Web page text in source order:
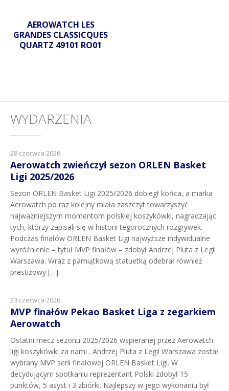
AEROWATCH LES
GRANDES CLASSICQUES
QUARTZ 49101 RO01
WYDARZENIA
28 czerwca 2026
Aerowatch zwieńczył sezon ORLEN Basket
Ligi 2025/2026
Sezon ORLEN Basket Ligi 2025/2026 dobiegł końca, a marka
Aerowatch po raz kolejny miała zaszczyt towarzyszyć
najważniejszym momentom polskiej koszykówki, nagradzając
tych, którzy zapisali się w historii tegorocznych rozgrywek.
Podczas finałów ORLEN Basket Ligi najwyższe indywidualne
wyróżnienie – tytuł MVP finałów – zdobył Andrzej Pluta z Legii
Warszawa. Wraz z pamiątkową statuetką odebrał również
prestiżowy […]
23 czerwca 2026
MVP finałów Pekao Basket Liga z zegarkiem
Aerowatch
Ostatni mecz sezonu 2025/2026 wspieranej przez Aerowatch
ligi koszykówki za nami . Andrzej Pluta z Legii Warszawa został
wybrany MVP serii finałowej ORLEN Basket Ligi. W
decydującym spotkaniu reprezentant Polski zdobył 15
punktów, 5 asyst i 3 zbiórki. Najlepszy w jego wykonaniu był